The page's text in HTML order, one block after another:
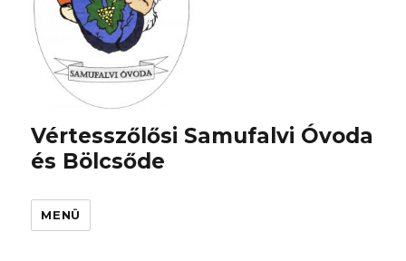
Vértesszőlősi Samufalvi Óvoda
és Bölcsőde
MENÜ